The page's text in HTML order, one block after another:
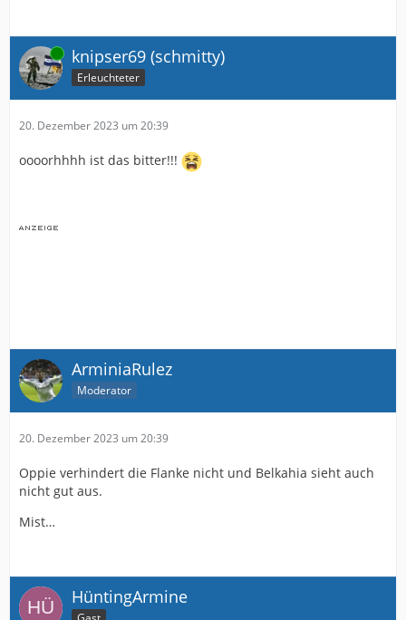
Online knipser69 (schmitty)
Erleuchteter
20. Dezember 2023 um 20:39
oooorhhhh ist das bitter!!!
ArminiaRulez
Moderator
20. Dezember 2023 um 20:39
Oppie verhindert die Flanke nicht und Belkahia sieht auch
nicht gut aus.
Mist…
HüntingArmine